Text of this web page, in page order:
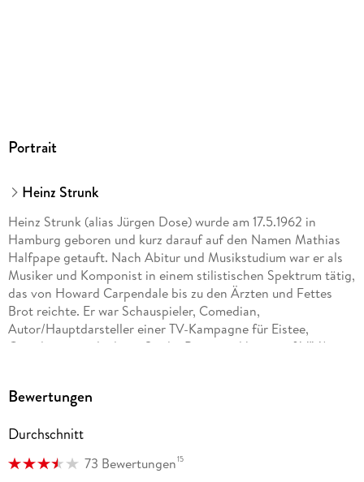
Portrait
Heinz Strunk
Heinz Strunk (alias Jürgen Dose) wurde am 17.5.1962 in
Hamburg geboren und kurz darauf auf den Namen Mathias
Halfpape getauft. Nach Abitur und Musikstudium war er als
Musiker und Komponist in einem stilistischen Spektrum tätig,
das von Howard Carpendale bis zu den Ärzten und Fettes
Brot reichte. Er war Schauspieler, Comedian,
Autor/Hauptdarsteller einer TV-Kampagne für Eistee,
Gründungsmitglied von Studio Braun und hatte auf VIVA eine
Kaputteste, Krankeste und freilich auch Komischste, was ich
Erinnerungsbuch aus dem Schattenreich der Tanzmusik: ohne
Drogen, ohne Sex, stattdessen mit den größten Hits der
70er, 80er und 90er Jahre.
Bewertungen
Durchschnitt
73 Bewertungen15